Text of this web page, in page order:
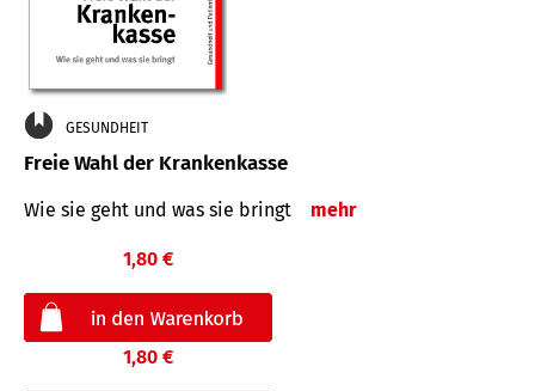
GESUNDHEIT
Freie Wahl der Krankenkasse
Wie sie geht und was sie bringt mehr
1,80 €
1,80 €